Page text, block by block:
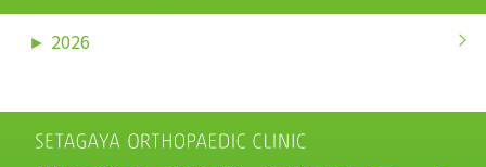
► 2026